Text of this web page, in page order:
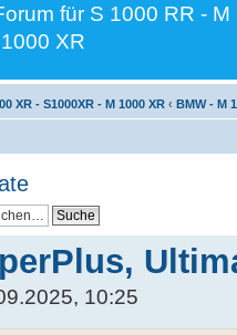
für S 1000 RR -
XR
XR - S1000XR - M 1000 XR ‹ BMW - M
10:25